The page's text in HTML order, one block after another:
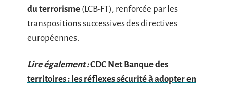
du terrorisme (LCB-FT), renforcée par les
transpositions successives des directives
européennes.
Lire également :CDC Net Banque des
territoires : les réflexes sécurité à adopter en